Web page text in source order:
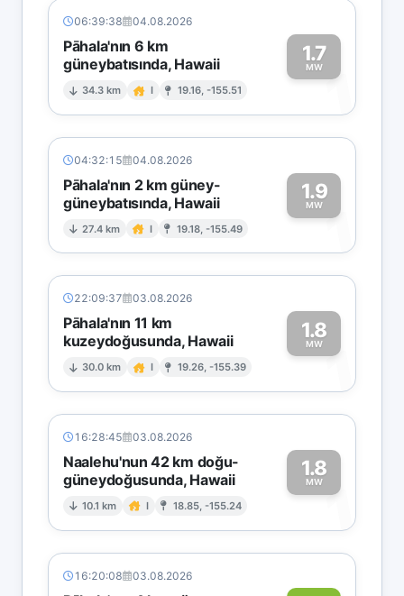
06:39:38 04.08.2026
Pāhala'nın 6 km
güneybatısında, Hawaii
34.3 km I 19.16, -155.51
1.7
MW1
04:32:15 04.08.2026
Pāhala'nın 2 km güney-
güneybatısında, Hawaii
27.4 km I 19.18, -155.49
1.9
MW1
22:09:37 03.08.2026
Pāhala'nın 11 km
kuzeydoğusunda, Hawaii
30.0 km I 19.26, -155.39
1.8
MW1
16:28:45 03.08.2026
Naalehu'nun 42 km doğu-
güneydoğusunda, Hawaii
10.1 km I 18.85, -155.24
1.8
MW1
16:20:08 03.08.2026